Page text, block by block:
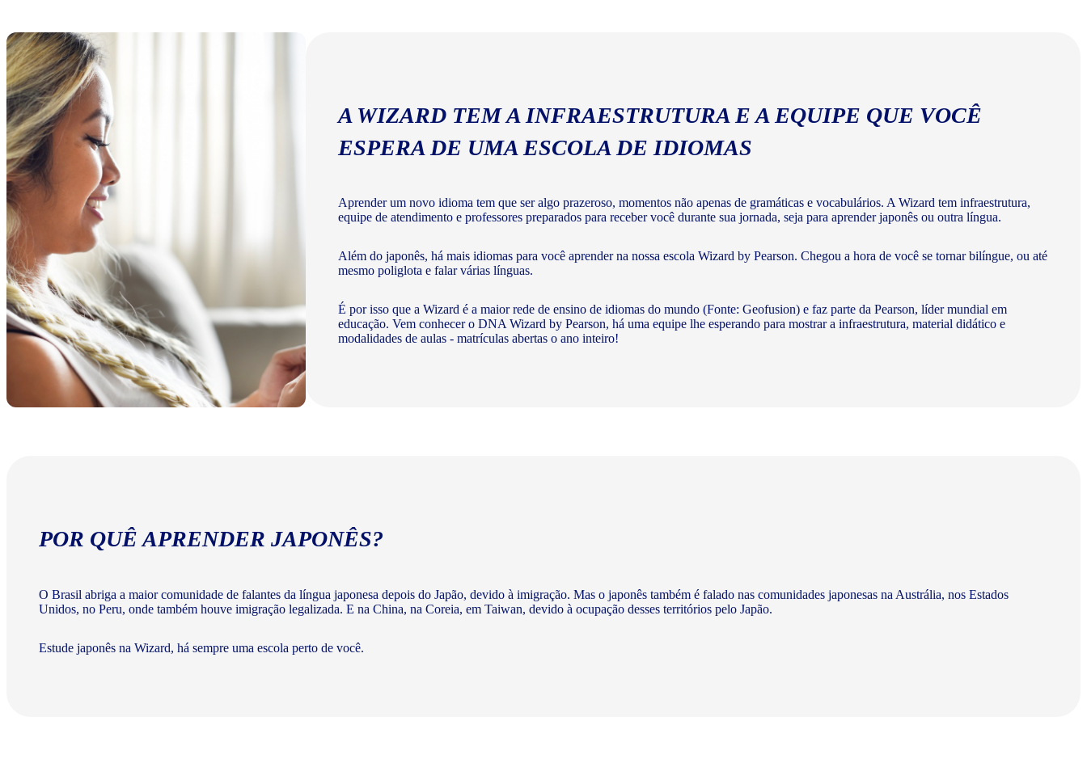
A WIZARD TEM A INFRAESTRUTURA E A EQUIPE QUE VOCÊ
ESPERA DE UMA ESCOLA DE IDIOMAS
Aprender um novo idioma tem que ser algo prazeroso, momentos não apenas de gramáticas e vocabulários. A Wizard tem infraestrutura,
equipe de atendimento e professores preparados para receber você durante sua jornada, seja para aprender japonês ou outra língua.
Além do japonês, há mais idiomas para você aprender na nossa escola Wizard by Pearson. Chegou a hora de você se tornar bilíngue, ou até
mesmo poliglota e falar várias línguas.
É por isso que a Wizard é a maior rede de ensino de idiomas do mundo (Fonte: Geofusion) e faz parte da Pearson, líder mundial em
educação. Vem conhecer o DNA Wizard by Pearson, há uma equipe lhe esperando para mostrar a infraestrutura, material didático e
modalidades de aulas - matrículas abertas o ano inteiro!
POR QUÊ APRENDER JAPONÊS?
O Brasil abriga a maior comunidade de falantes da língua japonesa depois do Japão, devido à imigração. Mas o japonês também é falado nas comunidades japonesas na Austrália, nos Estados
Unidos, no Peru, onde também houve imigração legalizada. E na China, na Coreia, em Taiwan, devido à ocupação desses territórios pelo Japão.
Estude japonês na Wizard, há sempre uma escola perto de você.